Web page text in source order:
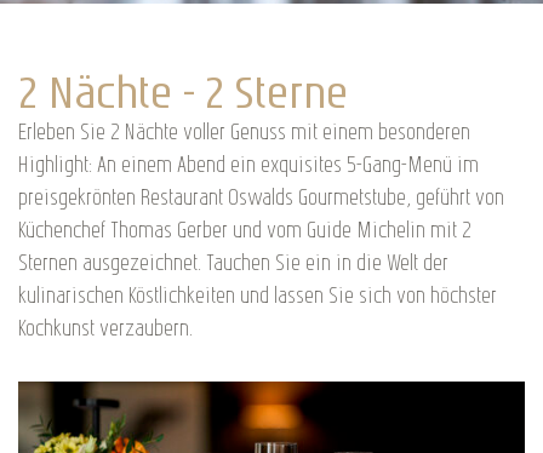
2 Nächte - 2 Sterne
Erleben Sie 2 Nächte voller Genuss mit einem besonderen
Highlight: An einem Abend ein exquisites 5-Gang-Menü im
preisgekrönten Restaurant Oswalds Gourmetstube, geführt von
Küchenchef Thomas Gerber und vom Guide Michelin mit 2
Sternen ausgezeichnet. Tauchen Sie ein in die Welt der
kulinarischen Köstlichkeiten und lassen Sie sich von höchster
Kochkunst verzaubern.